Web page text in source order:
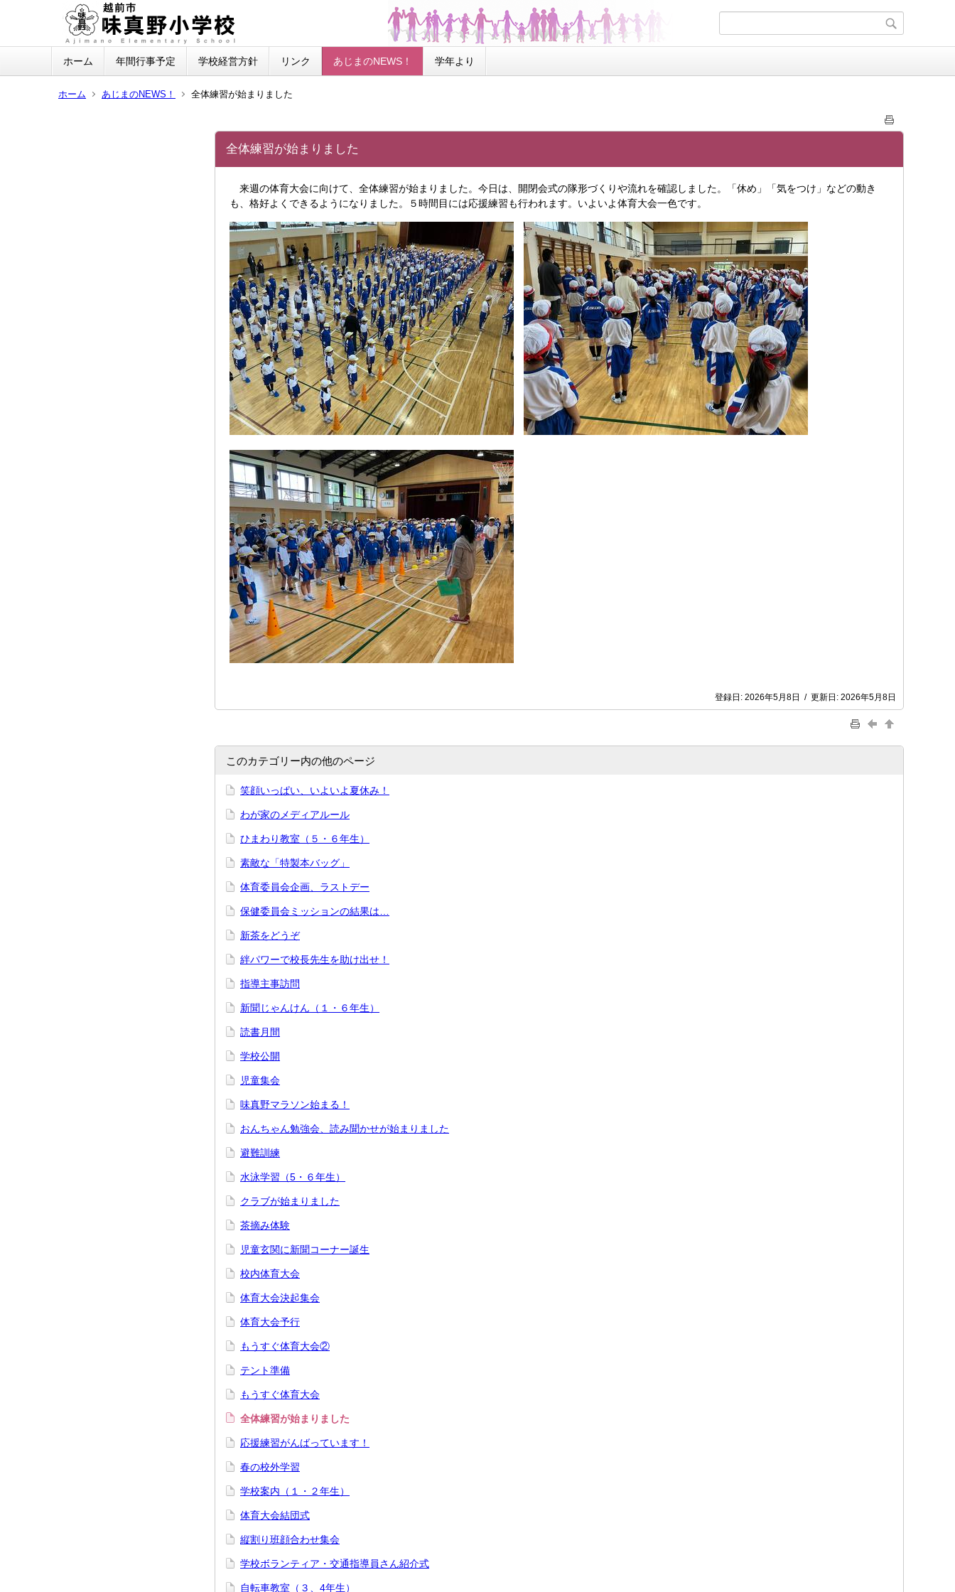
ホーム 年間行事予定 学校経営方針 リンク あじまのNEWS！ 学年より
ホーム あじまのNEWS！ 全体練習が始まりました
全体練習が始まりました
来週の体育大会に向けて、全体練習が始まりました。今日は、開閉会式の隊形づくりや流れを確認しました。「休め」「気をつけ」などの動き
も、格好よくできるようになりました。５時間目には応援練習も行われます。いよいよ体育大会一色です。
登録日: 2026年5月8日 / 更新日: 2026年5月8日
このカテゴリー内の他のページ
笑顔いっぱい、いよいよ夏休み！
わが家のメディアルール
ひまわり教室（５・６年生）
素敵な「特製本バッグ」
体育委員会企画、ラストデー
保健委員会ミッションの結果は…
新茶をどうぞ
絆パワーで校長先生を助け出せ！
指導主事訪問
新聞じゃんけん（１・６年生）
読書月間
学校公開
児童集会
味真野マラソン始まる！
おんちゃん勉強会、読み聞かせが始まりました
避難訓練
水泳学習（5・６年生）
クラブが始まりました
茶摘み体験
児童玄関に新聞コーナー誕生
校内体育大会
体育大会決起集会
体育大会予行
もうすぐ体育大会②
テント準備
もうすぐ体育大会
全体練習が始まりました
応援練習がんばっています！
春の校外学習
学校案内（１・２年生）
体育大会結団式
縦割り班顔合わせ集会
学校ボランティア・交通指導員さん紹介式
自転車教室（３、4年生）